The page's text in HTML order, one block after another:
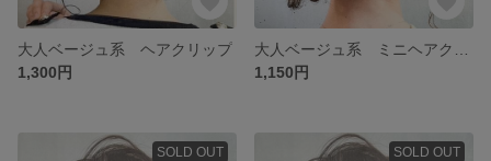
大人ベージュ系 ヘアクリップ
1,300円
1,150円
SOLD OUT SOLD OUT